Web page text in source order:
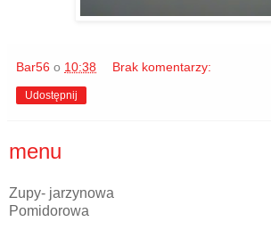
Bar56 o 10:38 Brak komentarzy:
Udostępnij
menu
Zupy- jarzynowa
Pomidorowa